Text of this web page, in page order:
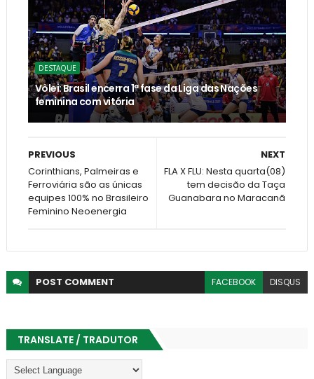
DESTAQUE
Vôlei: Brasil encerra 1ª fase da Liga das Nações
feminina com vitória
NEXT
FLA X FLU: Nesta quarta(08)
tem decisão da Taça
Guanabara no Maracanã
PREVIOUS
Corinthians, Palmeiras e
Ferroviária são as únicas
equipes 100% no Brasileiro
Feminino Neoenergia
POST COMMENT FACEBOOK DISQUS
TRANSLATE / TRADUTOR